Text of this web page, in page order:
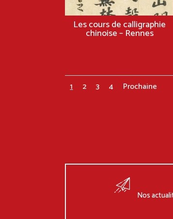
Les cours de calligraphie
chinoise – Rennes
1 2 3 4 Prochaine
Nos